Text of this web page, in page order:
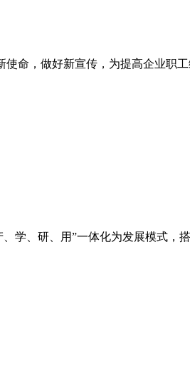
命，做好新宣传，为提高企业职
学、研、用”一体化为发展模式，